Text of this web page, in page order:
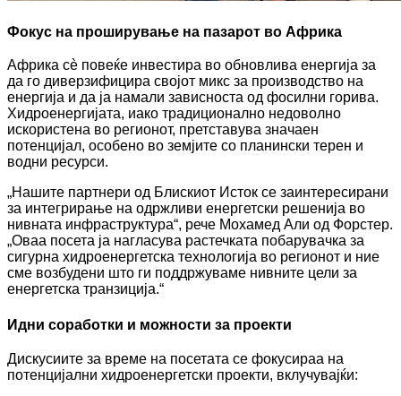
Фокус на проширување на пазарот во Африка
Африка сè повеќе инвестира во обновлива енергија за
да го диверзифицира својот микс за производство на
енергија и да ја намали зависноста од фосилни горива.
Хидроенергијата, иако традиционално недоволно
искористена во регионот, претставува значаен
потенцијал, особено во земјите со планински терен и
водни ресурси.
„Нашите партнери од Блискиот Исток се заинтересирани
за интегрирање на одржливи енергетски решенија во
нивната инфраструктура“, рече Мохамед Али од Форстер.
„Оваа посета ја нагласува растечката побарувачка за
сигурна хидроенергетска технологија во регионот и ние
сме возбудени што ги поддржуваме нивните цели за
енергетска транзиција.“
Идни соработки и можности за проекти
Дискусиите за време на посетата се фокусираа на
потенцијални хидроенергетски проекти, вклучувајќи: